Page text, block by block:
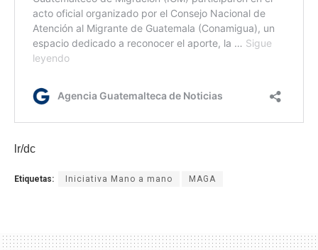
lr/dc
Etiquetas: Iniciativa Mano a mano MAGA